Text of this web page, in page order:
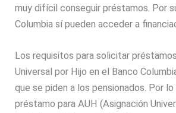
muy difícil conseguir préstamos. Por
Columbia sí pueden acceder a
Los requisitos para solicitar
Universal por Hijo en el Banco
que se piden a los pensionados. Por
préstamo para AUH (Asignación